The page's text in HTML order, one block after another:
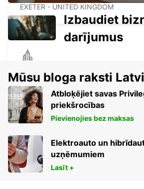
EXETER - UNITED KINGDOM
WOLVERHAMPTON
WOLVERHAMPTON - UNITED
BIRMINGHAM NEWTOWN
BIRMINGHAM - UNITED KINGDOM
Izbaudiet
darījumus
Mūsu bloga raksti
Atbloķējiet savas
priekšrocības
Pievienojies bez maksas
Elektroauto un
uzņēmumiem
Lasīt +